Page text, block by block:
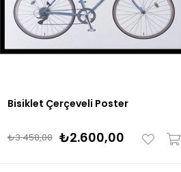
Bisiklet Çerçeveli Poster
₺2.600,00
₺3.458,00